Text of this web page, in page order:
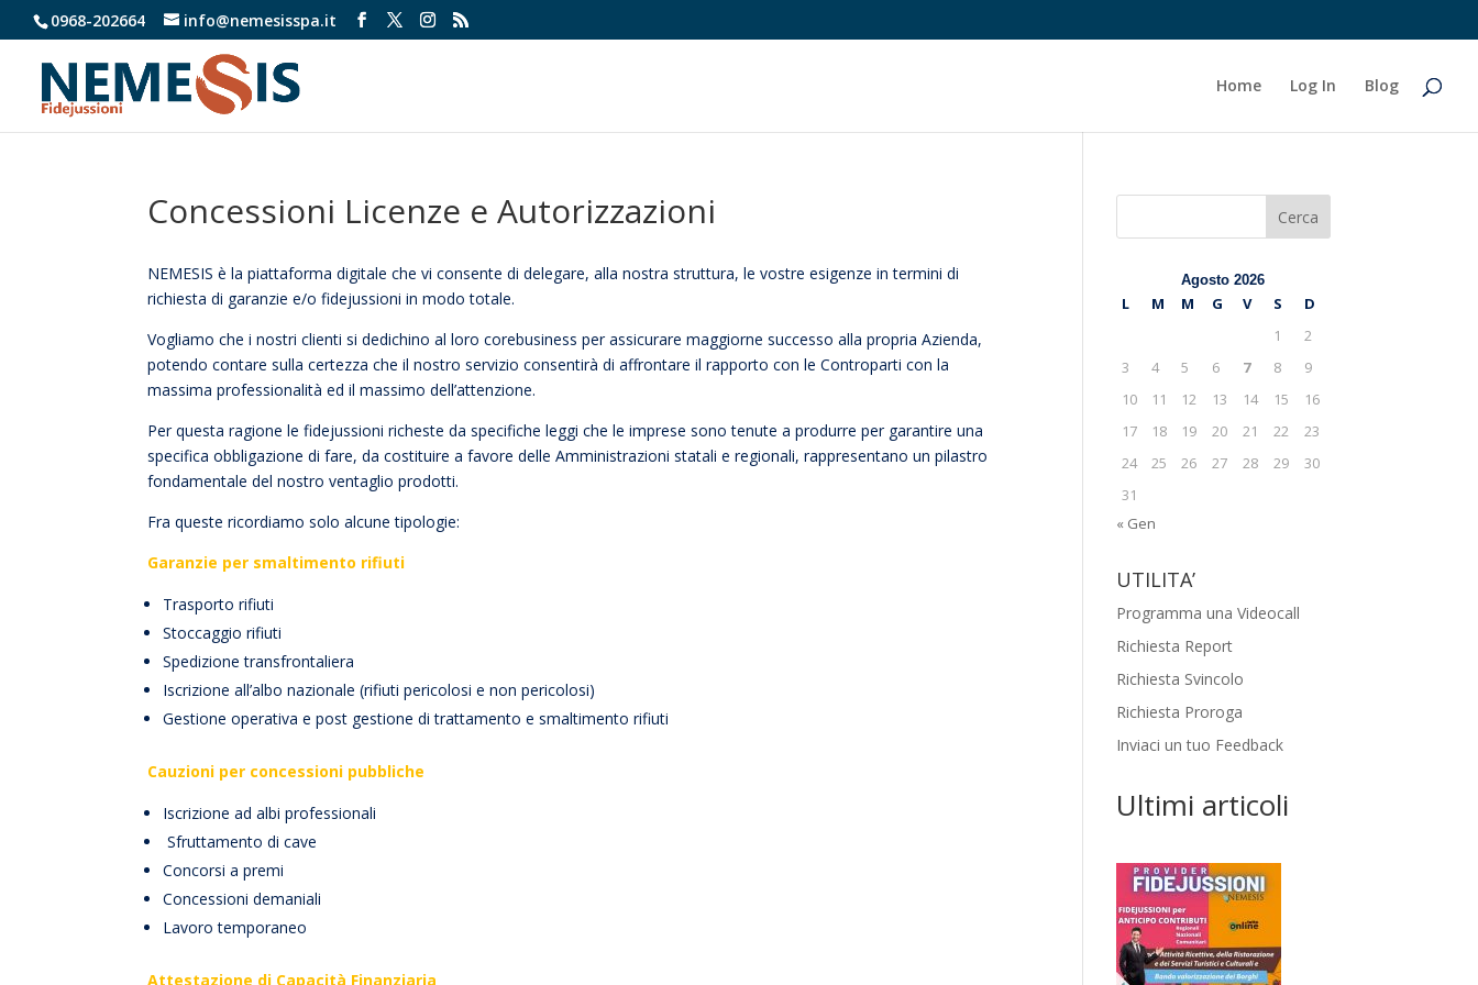
0968-202664 info@nemesisspa.it
Home Log In Blog
Concessioni Licenze e Autorizzazioni
NEMESIS è la piattaforma digitale che vi consente di delegare, alla nostra struttura, le vostre esigenze in termini di
richiesta di garanzie e/o fidejussioni in modo totale.
Vogliamo che i nostri clienti si dedichino al loro corebusiness per assicurare maggiorne successo alla propria Azienda,
potendo contare sulla certezza che il nostro servizio consentirà di affrontare il rapporto con le Controparti con la
massima professionalità ed il massimo dell’attenzione.
Per questa ragione le fidejussioni richeste da specifiche leggi che le imprese sono tenute a produrre per garantire una
specifica obbligazione di fare, da costituire a favore delle Amministrazioni statali e regionali, rappresentano un pilastro
fondamentale del nostro ventaglio prodotti.
Fra queste ricordiamo solo alcune tipologie:
Garanzie per smaltimento rifiuti
Trasporto rifiuti
Stoccaggio rifiuti
Spedizione transfrontaliera
Iscrizione all’albo nazionale (rifiuti pericolosi e non pericolosi)
Gestione operativa e post gestione di trattamento e smaltimento rifiuti
Cauzioni per concessioni pubbliche
Iscrizione ad albi professionali
Sfruttamento di cave
Concorsi a premi
Concessioni demaniali
Lavoro temporaneo
Attestazione di Capacità Finanziaria
Cerca
Agosto 2026
L M M G V S
D
1
2
3
4 5 6 7 8
9
10
11 12 13 14 15
16
17
18 19 20 21 22
23
24
25 26 27 28 29
30
31
« Gen
UTILITA’
Programma una Videocall
Richiesta Report
Richiesta Svincolo
Richiesta Proroga
Inviaci un tuo Feedback
Ultimi articoli